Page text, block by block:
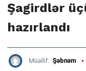
Şagirdlər
hazırlandı
Müəllif: Şəbnəm